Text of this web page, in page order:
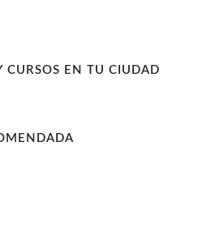
CURSOS EN TU CIUDAD